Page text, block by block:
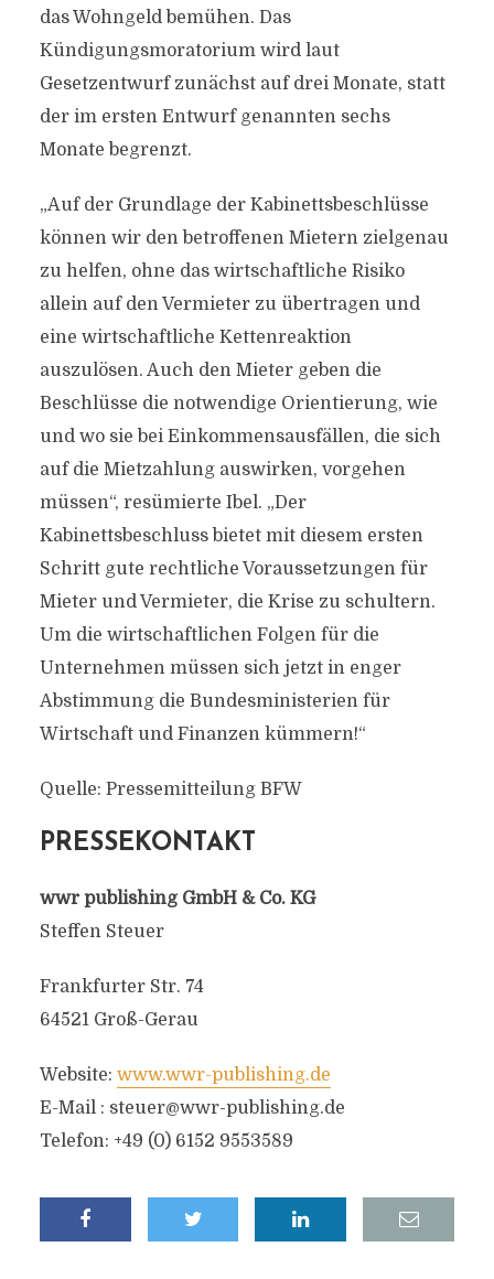
das Wohngeld bemühen. Das
Kündigungsmoratorium wird laut
Gesetzentwurf zunächst auf drei Monate, statt
der im ersten Entwurf genannten sechs
Monate begrenzt.
„Auf der Grundlage der Kabinettsbeschlüsse
können wir den betroffenen Mietern zielgenau
zu helfen, ohne das wirtschaftliche Risiko
allein auf den Vermieter zu übertragen und
eine wirtschaftliche Kettenreaktion
auszulösen. Auch den Mieter geben die
Beschlüsse die notwendige Orientierung, wie
und wo sie bei Einkommensausfällen, die sich
auf die Mietzahlung auswirken, vorgehen
müssen“, resümierte Ibel. „Der
Kabinettsbeschluss bietet mit diesem ersten
Schritt gute rechtliche Voraussetzungen für
Mieter und Vermieter, die Krise zu schultern.
Um die wirtschaftlichen Folgen für die
Unternehmen müssen sich jetzt in enger
Abstimmung die Bundesministerien für
Wirtschaft und Finanzen kümmern!“
Quelle: Pressemitteilung BFW
PRESSEKONTAKT
wwr publishing GmbH & Co. KG
Steffen Steuer
Frankfurter Str. 74
64521 Groß-Gerau
Website: www.wwr-publishing.de
E-Mail : steuer@wwr-publishing.de
Telefon: +49 (0) 6152 9553589